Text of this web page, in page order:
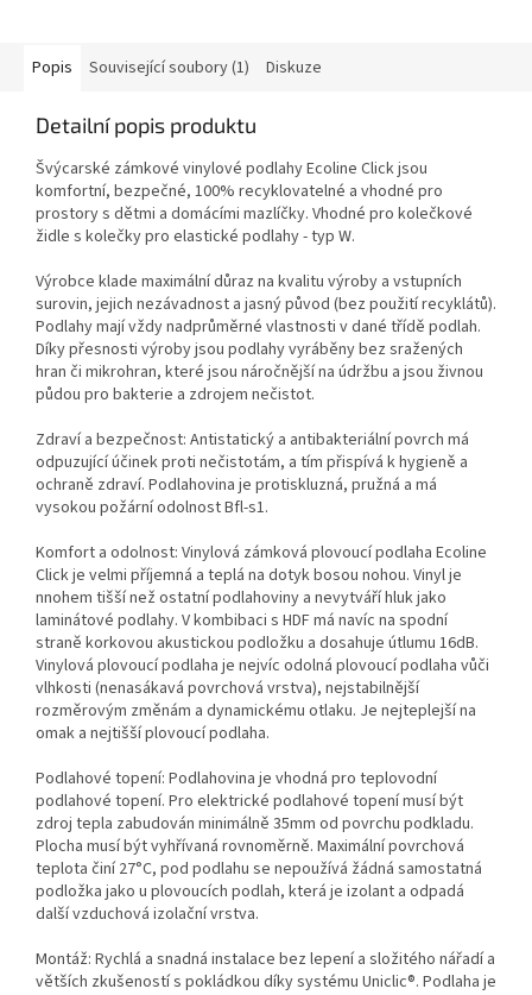
Popis Související soubory (1) Diskuze
Detailní popis produktu
Švýcarské zámkové vinylové podlahy Ecoline Click jsou
komfortní, bezpečné, 100% recyklovatelné a vhodné pro
prostory s dětmi a domácími mazlíčky. Vhodné pro kolečkové
židle s kolečky pro elastické podlahy - typ W.
Výrobce klade maximální důraz na kvalitu výroby a vstupních
surovin, jejich nezávadnost a jasný původ (bez použití recyklátů).
Podlahy mají vždy nadprůměrné vlastnosti v dané třídě podlah.
Díky přesnosti výroby jsou podlahy vyráběny bez sražených
hran či mikrohran, které jsou náročnější na údržbu a jsou živnou
půdou pro bakterie a zdrojem nečistot.
Zdraví a bezpečnost: Antistatický a antibakteriální povrch má
odpuzující účinek proti nečistotám, a tím přispívá k hygieně a
ochraně zdraví. Podlahovina je protiskluzná, pružná a má
vysokou požární odolnost Bfl-s1.
Komfort a odolnost: Vinylová zámková plovoucí podlaha Ecoline
Click je velmi příjemná a teplá na dotyk bosou nohou. Vinyl je
nnohem tišší než ostatní podlahoviny a nevytváří hluk jako
laminátové podlahy. V kombibaci s HDF má navíc na spodní
straně korkovou akustickou podložku a dosahuje útlumu 16dB.
Vinylová plovoucí podlaha je nejvíc odolná plovoucí podlaha vůči
vlhkosti (nenasákavá povrchová vrstva), nejstabilnější
rozměrovým změnám a dynamickému otlaku. Je nejteplejší na
omak a nejtišší plovoucí podlaha.
Podlahové topení: Podlahovina je vhodná pro teplovodní
podlahové topení. Pro elektrické podlahové topení musí být
zdroj tepla zabudován minimálně 35mm od povrchu podkladu.
Plocha musí být vyhřívaná rovnoměrně. Maximální povrchová
teplota činí 27°C, pod podlahu se nepoužívá žádná samostatná
podložka jako u plovoucích podlah, která je izolant a odpadá
další vzduchová izolační vrstva.
Montáž: Rychlá a snadná instalace bez lepení a složitého nářadí a
větších zkušeností s pokládkou díky systému Uniclic®. Podlaha je